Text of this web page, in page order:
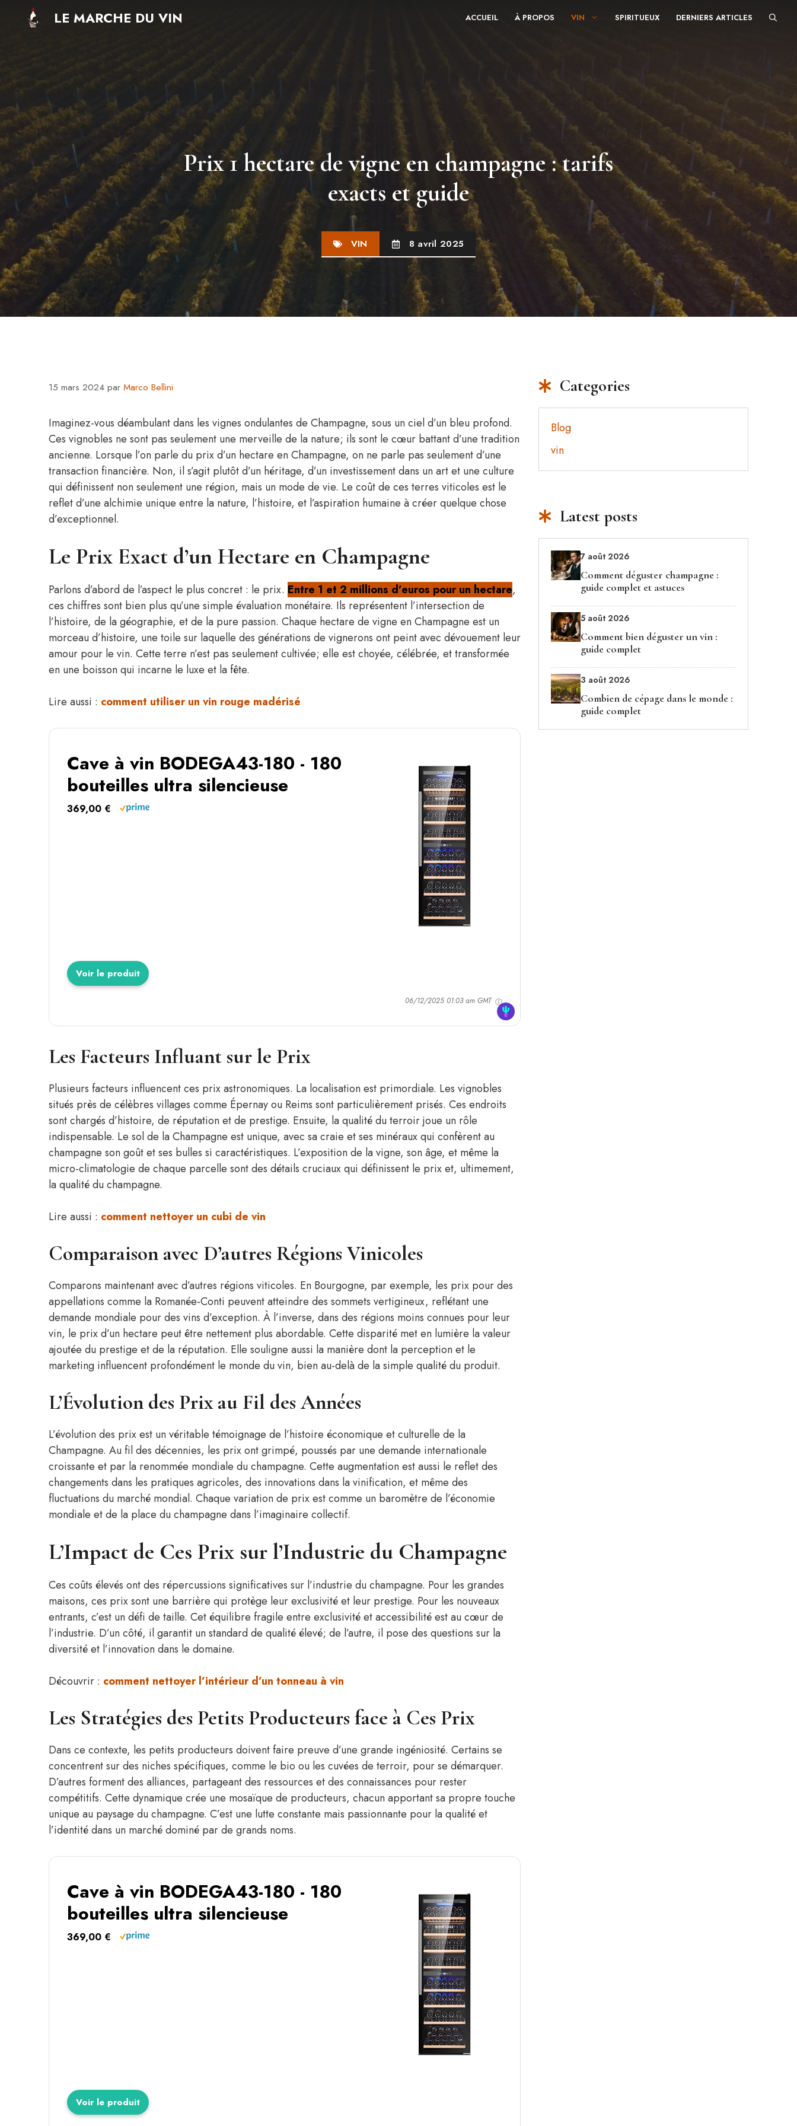
LE MARCHE DU VIN ACCUEIL À PROPOS VIN SPIRITUEUX DERNIERS ARTICLES
Prix 1 hectare de vigne en champagne : tarifs
exacts et guide
VIN 8 avril 2025
15 mars 2024 par Marco Bellini
Imaginez-vous déambulant dans les vignes ondulantes de Champagne, sous un ciel d’un bleu profond.
Ces vignobles ne sont pas seulement une merveille de la nature; ils sont le cœur battant d’une tradition
ancienne. Lorsque l’on parle du prix d’un hectare en Champagne, on ne parle pas seulement d’une
transaction financière. Non, il s’agit plutôt d’un héritage, d’un investissement dans un art et une culture
qui définissent non seulement une région, mais un mode de vie. Le coût de ces terres viticoles est le
reflet d’une alchimie unique entre la nature, l’histoire, et l’aspiration humaine à créer quelque chose
d’exceptionnel.
Le Prix Exact d’un Hectare en Champagne
Parlons d’abord de l’aspect le plus concret : le prix. Entre 1 et 2 millions d’euros pour un hectare,
ces chiffres sont bien plus qu’une simple évaluation monétaire. Ils représentent l’intersection de
l’histoire, de la géographie, et de la pure passion. Chaque hectare de vigne en Champagne est un
morceau d’histoire, une toile sur laquelle des générations de vignerons ont peint avec dévouement leur
amour pour le vin. Cette terre n’est pas seulement cultivée; elle est choyée, célébrée, et transformée
en une boisson qui incarne le luxe et la fête.
Lire aussi : comment utiliser un vin rouge madérisé
Cave à vin BODEGA43-180 - 180
bouteilles ultra silencieuse
369,00 €
Voir le produit
06/12/2025 01:03 am GMT
Les Facteurs Influant sur le Prix
Plusieurs facteurs influencent ces prix astronomiques. La localisation est primordiale. Les vignobles
situés près de célèbres villages comme Épernay ou Reims sont particulièrement prisés. Ces endroits
sont chargés d’histoire, de réputation et de prestige. Ensuite, la qualité du terroir joue un rôle
indispensable. Le sol de la Champagne est unique, avec sa craie et ses minéraux qui confèrent au
champagne son goût et ses bulles si caractéristiques. L’exposition de la vigne, son âge, et même la
micro-climatologie de chaque parcelle sont des détails cruciaux qui définissent le prix et, ultimement,
la qualité du champagne.
Lire aussi : comment nettoyer un cubi de vin
Comparaison avec D’autres Régions Vinicoles
Comparons maintenant avec d’autres régions viticoles. En Bourgogne, par exemple, les prix pour des
appellations comme la Romanée-Conti peuvent atteindre des sommets vertigineux, reflétant une
demande mondiale pour des vins d’exception. À l’inverse, dans des régions moins connues pour leur
vin, le prix d’un hectare peut être nettement plus abordable. Cette disparité met en lumière la valeur
ajoutée du prestige et de la réputation. Elle souligne aussi la manière dont la perception et le
marketing influencent profondément le monde du vin, bien au-delà de la simple qualité du produit.
L’Évolution des Prix au Fil des Années
L’évolution des prix est un véritable témoignage de l’histoire économique et culturelle de la
Champagne. Au fil des décennies, les prix ont grimpé, poussés par une demande internationale
croissante et par la renommée mondiale du champagne. Cette augmentation est aussi le reflet des
changements dans les pratiques agricoles, des innovations dans la vinification, et même des
fluctuations du marché mondial. Chaque variation de prix est comme un baromètre de l’économie
mondiale et de la place du champagne dans l’imaginaire collectif.
L’Impact de Ces Prix sur l’Industrie du Champagne
Ces coûts élevés ont des répercussions significatives sur l’industrie du champagne. Pour les grandes
maisons, ces prix sont une barrière qui protège leur exclusivité et leur prestige. Pour les nouveaux
entrants, c’est un défi de taille. Cet équilibre fragile entre exclusivité et accessibilité est au cœur de
l’industrie. D’un côté, il garantit un standard de qualité élevé; de l’autre, il pose des questions sur la
diversité et l’innovation dans le domaine.
Découvrir : comment nettoyer l’intérieur d’un tonneau à vin
Les Stratégies des Petits Producteurs face à Ces Prix
Dans ce contexte, les petits producteurs doivent faire preuve d’une grande ingéniosité. Certains se
concentrent sur des niches spécifiques, comme le bio ou les cuvées de terroir, pour se démarquer.
D’autres forment des alliances, partageant des ressources et des connaissances pour rester
compétitifs. Cette dynamique crée une mosaïque de producteurs, chacun apportant sa propre touche
unique au paysage du champagne. C’est une lutte constante mais passionnante pour la qualité et
l’identité dans un marché dominé par de grands noms.
Cave à vin BODEGA43-180 - 180
bouteilles ultra silencieuse
369,00 €
Voir le produit
Categories
Blog
vin
Latest posts
7 août 2026
Comment déguster champagne :
guide complet et astuces
5 août 2026
Comment bien déguster un vin :
guide complet
3 août 2026
Combien de cépage dans le monde :
guide complet